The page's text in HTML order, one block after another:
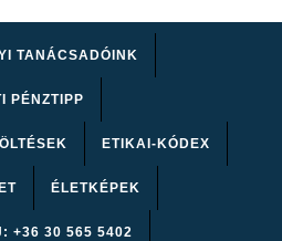
TANÁCSADÓINK
PÉNZTIPP
ETIKAI-KÓDEX
ÉLETKÉPEK
+36 30 565 5402